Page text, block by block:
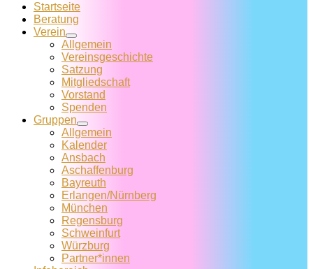
Startseite
Beratung
Verein
Allgemein
Vereins­geschichte
Satzung
Mitglied­schaft
Vorstand
Spenden
Gruppen
Allgemein
Kalender
Ansbach
Aschaffenburg
Bayreuth
Erlangen/Nürnberg
München
Regensburg
Schweinfurt
Würzburg
Partner*innen